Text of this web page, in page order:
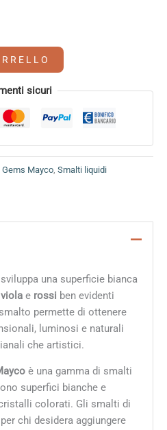
sicuri
Gems Mayco Smalti liquidi
una superficie bianca
violae rossi ben evidenti
permette di ottenere
luminosi e naturali
che artistici.
è una gamma di smalti
superfici bianche e
colorati. Gli smalti di
chi desidera aggiungere